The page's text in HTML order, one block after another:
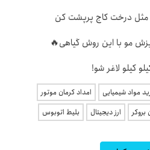
مثل درخت کاج پرپشت کن
کیلو لاغر شو!
مواد شیمیایی
امداد کرمان موتور
بروکر ارز دیجیتال بلیط اتوبوس